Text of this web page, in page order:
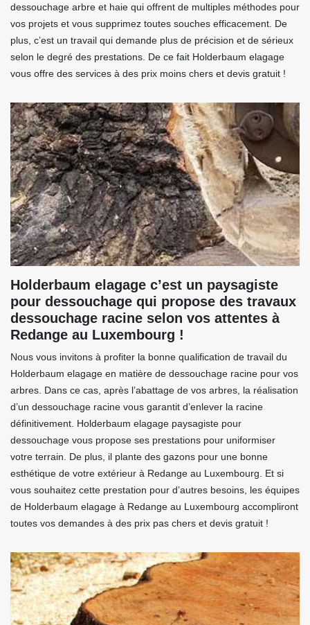
dessouchage arbre et haie qui offrent de multiples méthodes pour
vos projets et vous supprimez toutes souches efficacement. De
plus, c’est un travail qui demande plus de précision et de sérieux
selon le degré des prestations. De ce fait Holderbaum elagage
vous offre des services à des prix moins chers et devis gratuit !
Holderbaum elagage c’est un paysagiste
pour dessouchage qui propose des travaux
dessouchage racine selon vos attentes à
Redange au Luxembourg !
Nous vous invitons à profiter la bonne qualification de travail du
Holderbaum elagage en matière de dessouchage racine pour vos
arbres. Dans ce cas, après l’abattage de vos arbres, la réalisation
d’un dessouchage racine vous garantit d’enlever la racine
définitivement. Holderbaum elagage paysagiste pour
dessouchage vous propose ses prestations pour uniformiser
votre terrain. De plus, il plante des gazons pour une bonne
esthétique de votre extérieur à Redange au Luxembourg. Et si
vous souhaitez cette prestation pour d’autres besoins, les équipes
de Holderbaum elagage à Redange au Luxembourg accompliront
toutes vos demandes à des prix pas chers et devis gratuit !